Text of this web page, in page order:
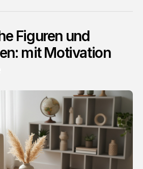
Figuren und
mit Motivation